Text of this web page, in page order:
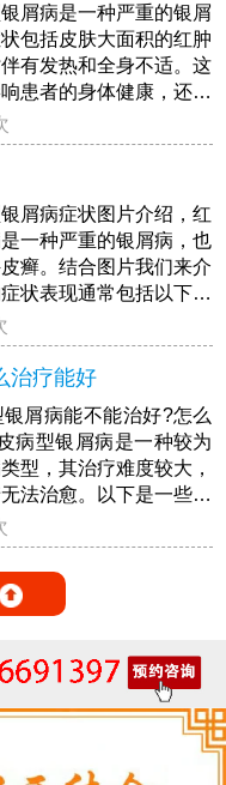
病是一种严重的银屑
包括皮肤大面积的红肿
有发热和全身不适。这
患者的身体健康，还可
健康造成严重影响
病症状图片介绍，红
一种严重的银屑病，也
癣。结合图片我们来介
状表现通常包括以下几
弥漫性发红：患者
治疗能好
病能不能治好?怎么
病型银屑病是一种较为
型，其治疗难度较大，
法治愈。以下是一些关
病的治疗方法和注